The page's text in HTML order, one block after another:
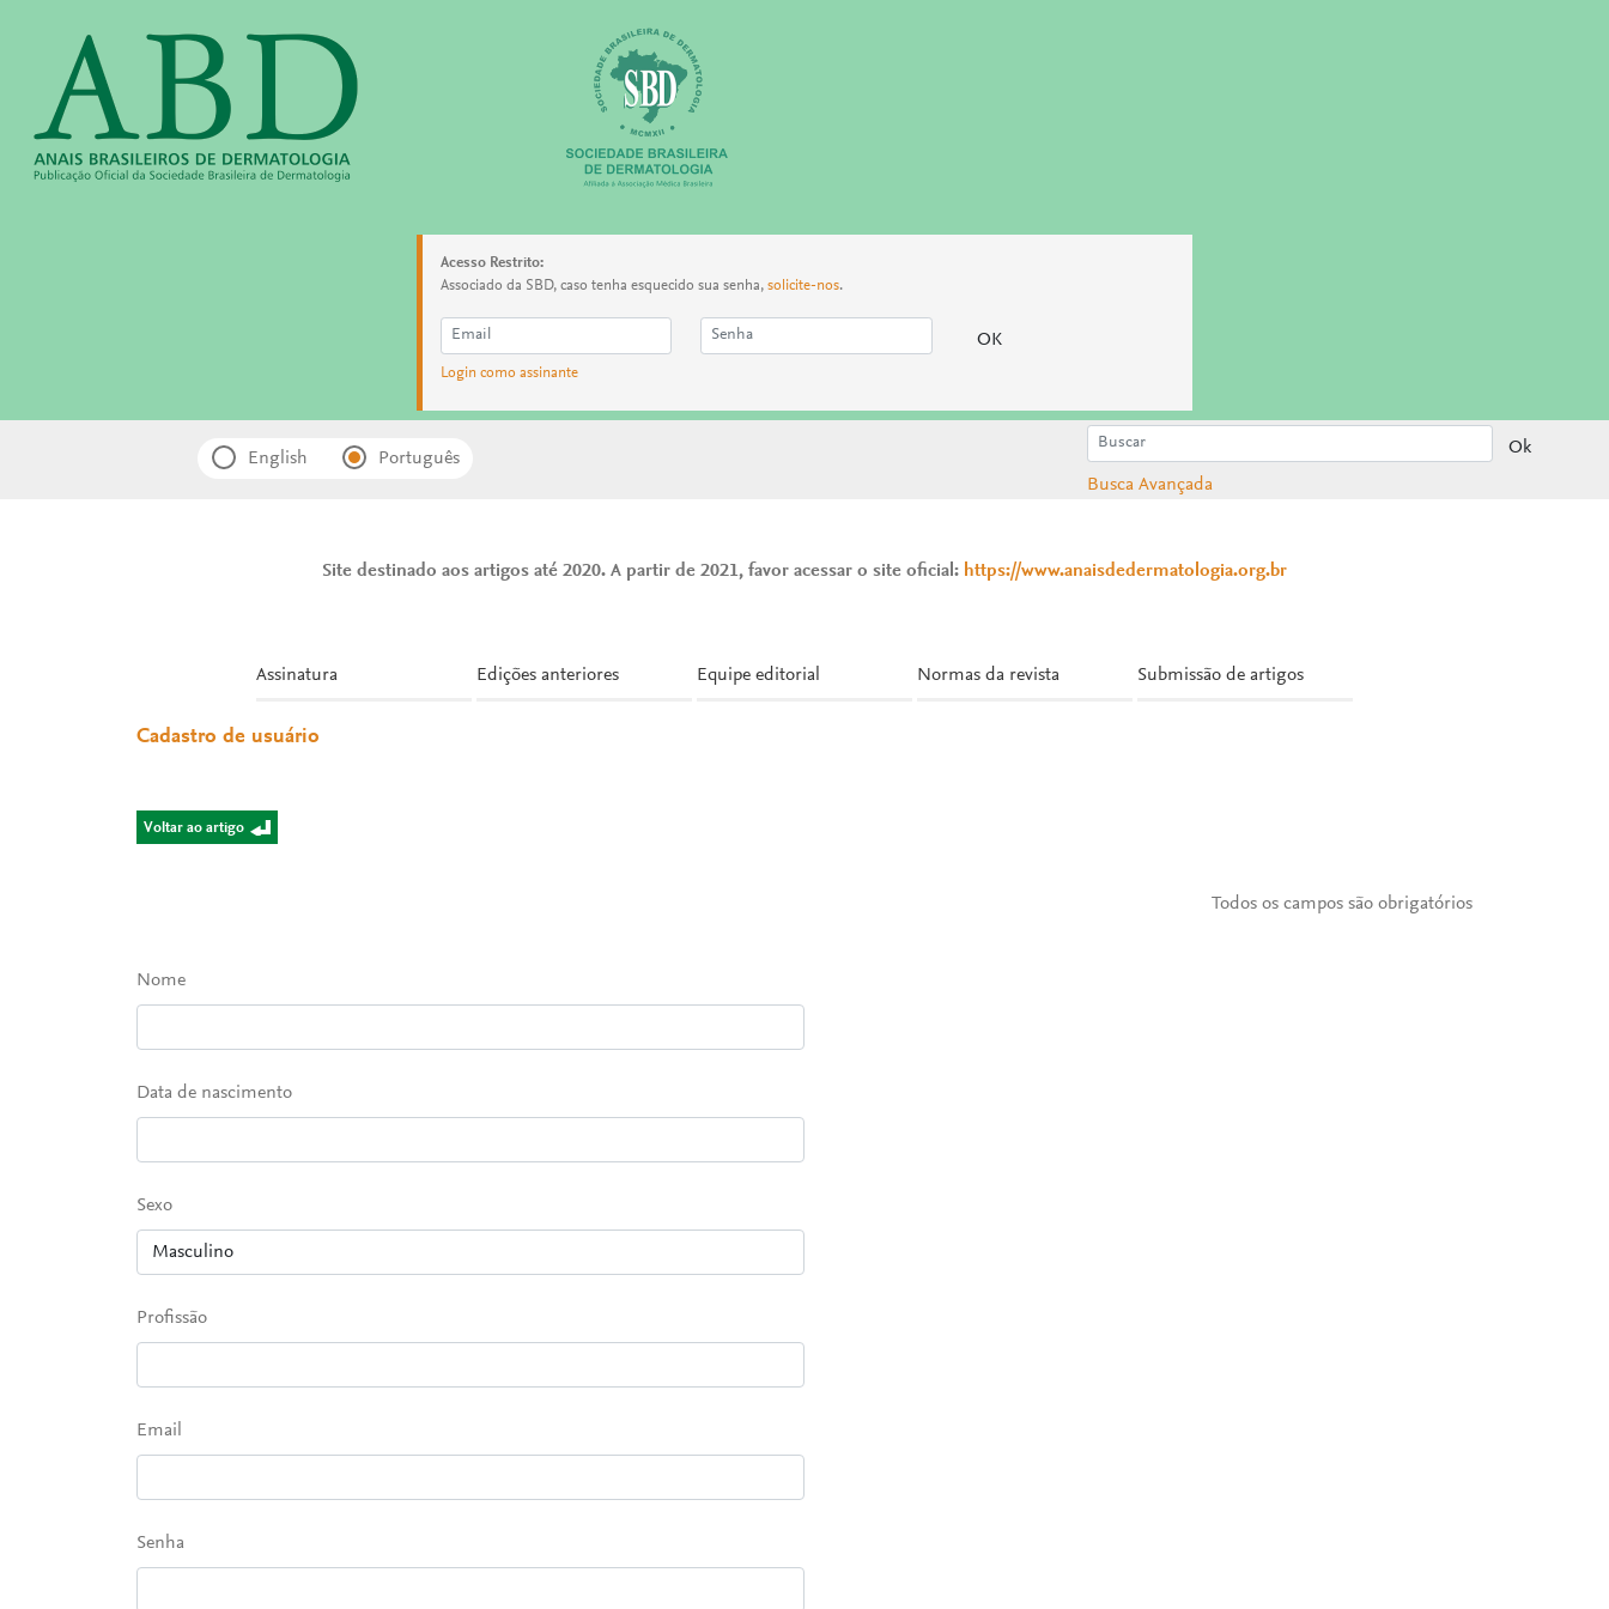
Acesso Restrito:
Associado da SBD, caso tenha esquecido sua senha, solicite-nos.
Login como assinante
English Português
Ok
Busca Avançada
Site destinado aos artigos até 2020. A partir de 2021, favor acessar o site oficial: https://www.anaisdedermatologia.org.br
Assinatura Edições anteriores Equipe editorial Normas da revista Submissão de artigos
Cadastro de usuário
Voltar ao artigo
Todos os campos são obrigatórios
Nome
Data de nascimento
Sexo
Profissão
Email
Senha